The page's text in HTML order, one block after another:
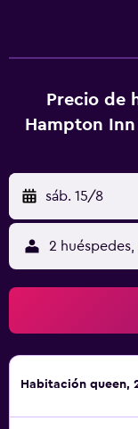
Precio de
Hampton
sáb. 15/8
2 huéspedes,
Habitación queen,